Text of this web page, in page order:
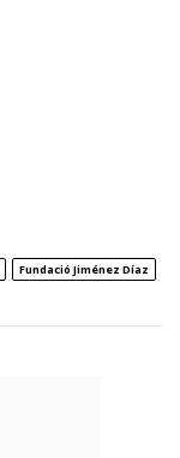
Fundació Jiménez Díaz